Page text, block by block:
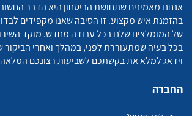
אנחנו מאמינים שתחושת הביטחון היא הדבר
בהזמנת איש מקצוע. זו הסיבה שאנו מקפידים
של המומלצים שלנו בכל עבודה מחדש. מוקד
בכל בעיה שמתעוררת לפני, במהלך ואחרי
וידאג למלא את בקשתכם לשביעות רצונכם המלאה
החברה